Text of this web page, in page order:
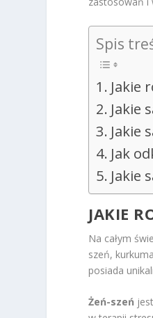
Spis
Jakie
Jakie
Jakie
Jak
Jakie
JAKIE
Na całym
szeń,
posiada
Żeń-szeń